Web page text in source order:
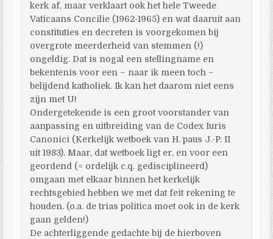
kerk af, maar verklaart ook het hele Tweede
Vaticaans Concilie (1962-1965) en wat daaruit aan
constituties en decreten is voorgekomen bij
overgrote meerderheid van stemmen (!)
ongeldig. Dat is nogal een stellingname en
bekentenis voor een – naar ik meen toch –
belijdend katholiek. Ik kan het daarom niet eens
zijn met U!
Ondergetekende is een groot voorstander van
aanpassing en uitbreiding van de Codex Iuris
Canonici (Kerkelijk wetboek van H. paus J.-P. II
uit 1983). Maar, dat wetboek ligt er, en voor een
geordend (= ordelijk c.q. gedisciplineerd)
omgaan met elkaar binnen het kerkelijk
rechtsgebied hebben we met dat feit rekening te
houden. (o.a. de trias politica moet ook in de kerk
gaan gelden!)
De achterliggende gedachte bij de hierboven